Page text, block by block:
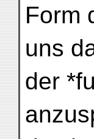
Form
uns
der